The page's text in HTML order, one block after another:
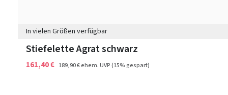
In vielen Größen verfügbar
Stiefelette Agrat schwarz
161,40 € 189,90 €ehem. UVP(15% gespart)